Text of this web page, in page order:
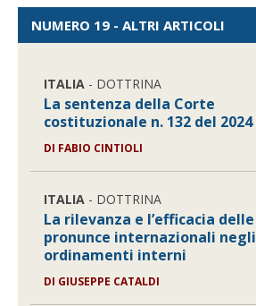
NUMERO 19 - ALTRI ARTICOLI
ITALIA - DOTTRINA
La sentenza della Corte
costituzionale n. 132 del 2024
DI FABIO CINTIOLI
ITALIA - DOTTRINA
La rilevanza e l’efficacia delle
pronunce internazionali negli
ordinamenti interni
DI GIUSEPPE CATALDI